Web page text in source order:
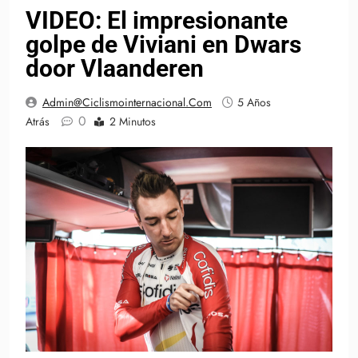
VIDEO: El impresionante
golpe de Viviani en Dwars
door Vlaanderen
Admin@ciclismointernacional.com
5 Años
Atrás
0 2 Minutos